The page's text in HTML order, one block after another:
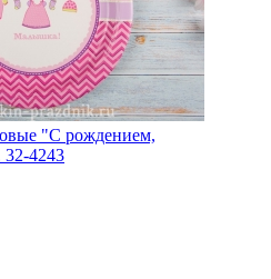
"С рождением,
4243